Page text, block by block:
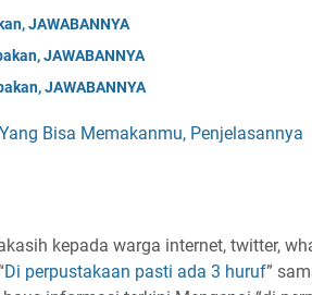
JAWABANNYA
JAWABANNYA
JAWABANNYA
Bisa Memakanmu, Penjelasannya
kepada warga internet, twitter,
Di perpustakaan pasti ada 3 huruf”